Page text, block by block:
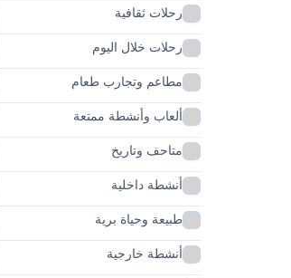
رحلات ثقافية
رحلات خلال اليوم
مطاعم وتجارب طعام
ألعاب وأنشطة ممتعة
متاحف وتاريخ
أنشطة داخلية
طبيعة وحياة برية
أنشطة خارجية